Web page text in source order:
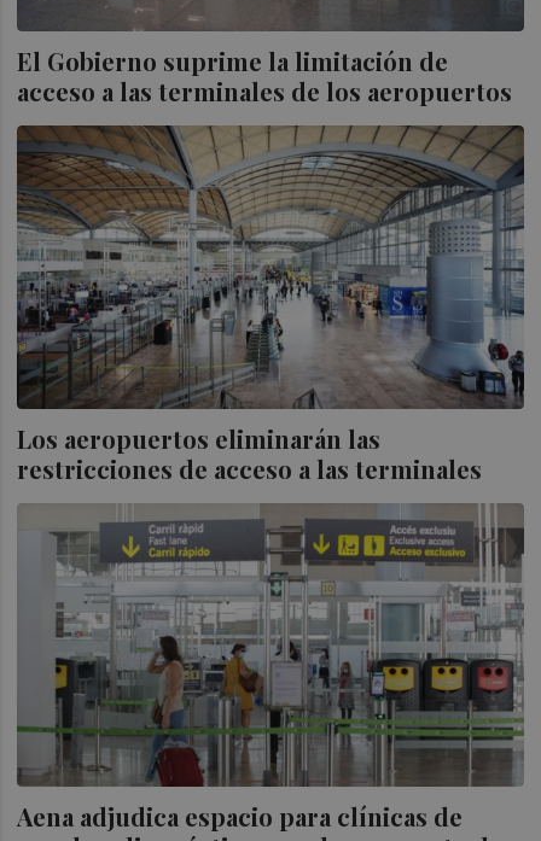
El Gobierno suprime la limitación de
acceso a las terminales de los aeropuertos
Los aeropuertos eliminarán las
restricciones de acceso a las terminales
Aena adjudica espacio para clínicas de